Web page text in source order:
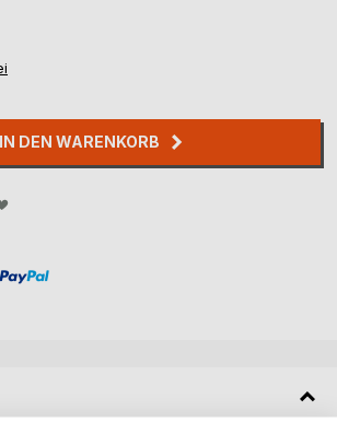
IN DEN WARENKORB